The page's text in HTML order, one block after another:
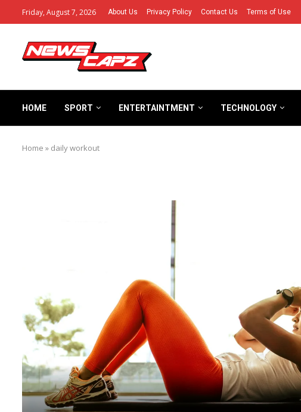
Friday, August 7, 2026 About Us Privacy Policy Contact Us Terms of Use
HOME SPORT ENTERTAINTMENT TECHNOLOGY
Home » daily workout